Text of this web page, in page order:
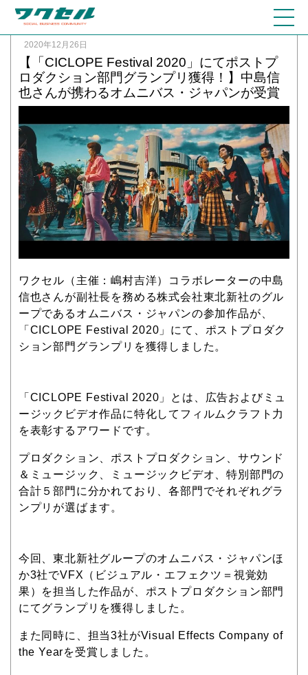
2020年12月26日
【「CICLOPE Festival 2020」にてポストプ
ロダクション部門グランプリ獲得！】中島信
也さんが携わるオムニバス・ジャパンが受賞
ワクセル（主催：嶋村吉洋）コラボレーターの中島
信也さんが副社長を務める株式会社東北新社のグル
ープであるオムニバス・ジャパンの参加作品が、
「CICLOPE Festival 2020」にて、ポストプロダク
ション部門グランプリを獲得しました。
「CICLOPE Festival 2020」とは、広告およびミュ
ージックビデオ作品に特化してフィルムクラフト力
を表彰するアワードです。
プロダクション、ポストプロダクション、サウンド
＆ミュージック、ミュージックビデオ、特別部門の
合計５部門に分かれており、各部門でそれぞれグラ
ンプリが選ばます。
今回、東北新社グループのオムニバス・ジャパンほ
か3社でVFX（ビジュアル・エフェクツ＝視覚効
果）を担当した作品が、ポストプロダクション部門
にてグランプリを獲得しました。
また同時に、担当3社がVisual Effects Company of
the Yearを受賞しました。